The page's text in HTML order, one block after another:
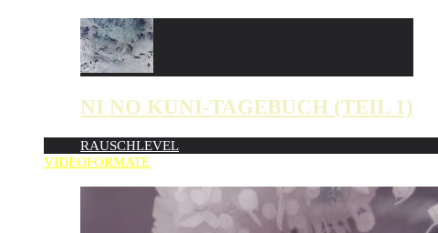
NI NO KUNI-TAGEBUCH (TEIL 1)
RAUSCHLEVEL
VIDEOFORMATE